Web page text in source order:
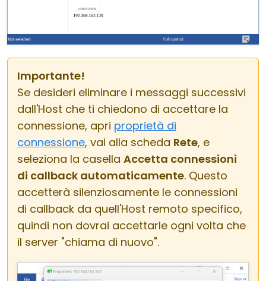
Importante!
Se desideri eliminare i messaggi successivi
dall'Host che ti chiedono di accettare la
connessione, apri proprietà di
connessione, vai alla scheda Rete, e
seleziona la casella Accetta connessioni
di callback automaticamente. Questo
accetterà silenziosamente le connessioni
di callback da quell'Host remoto specifico,
quindi non dovrai accettarle ogni volta che
il server "chiama di nuovo".